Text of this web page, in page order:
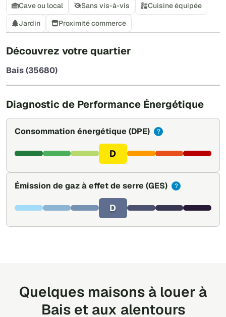
Cave ou local Sans vis-à-vis
Cuisine équipée
Jardin
Proximité commerce
Découvrez votre quartier
Bais (35680)
Diagnostic de Performance Énergétique
Consommation énergétique (DPE) ?
D
Émission de gaz à effet de serre (GES) ?
D
Quelques maisons à louer à
Bais et aux alentours